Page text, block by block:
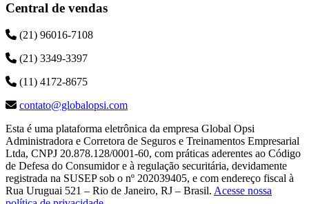
Central de vendas
(21) 96016-7108
(21) 3349-3397
(11) 4172-8675
contato@globalopsi.com
Esta é uma plataforma eletrônica da empresa Global Opsi
Administradora e Corretora de Seguros e Treinamentos Empresarial
Ltda, CNPJ 20.878.128/0001-60, com práticas aderentes ao Código
de Defesa do Consumidor e à regulação securitária, devidamente
registrada na SUSEP sob o nº 202039405, e com endereço fiscal à
Rua Uruguai 521 – Rio de Janeiro, RJ – Brasil. Acesse nossa